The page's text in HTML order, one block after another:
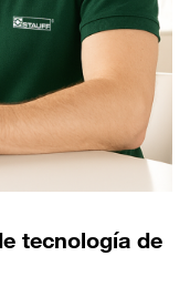
tecnología de